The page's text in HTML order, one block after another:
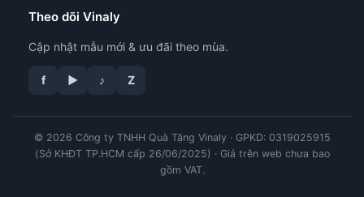
Theo dõi Vinaly
Cập nhật mẫu mới & ưu đãi theo mùa.
f ▶ ♪ Z
© 2026 Công ty TNHH Quà Tặng Vinaly · GPKD: 0319025915
(Sở KHĐT TP.HCM cấp 26/06/2025) · Giá trên web chưa bao
gồm VAT.
tư vấn công nghệ in